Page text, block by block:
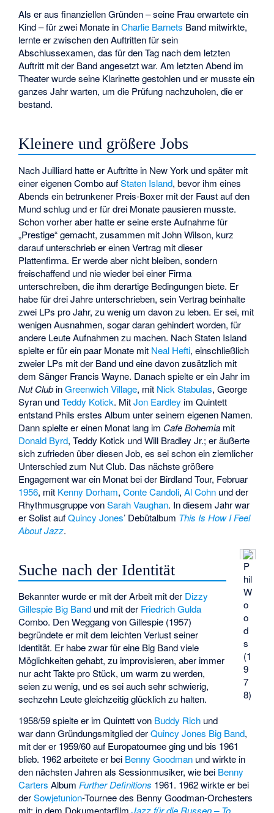
Als er aus finanziellen Gründen – seine Frau erwartete ein
Kind – für zwei Monate inCharlie Barnets Band mitwirkte,
lernte er zwischen den Auftritten für sein
Abschlussexamen, das für den Tag nach dem letzten
Auftritt mit der Band angesetzt war. Am letzten Abend im
Theater wurde seine Klarinette gestohlen und er musste ein
ganzes Jahr warten, um die Prüfung nachzuholen, die er
bestand.
Kleinere und größere Jobs
Nach Juilliard hatte er Auftritte in New York und später mit
einer eigenen Combo aufStaten Island, bevor ihm eines
Abends ein betrunkener Preis-Boxer mit der Faust auf den
Mund schlug und er für drei Monate pausieren musste.
Schon vorher aber hatte er seine erste Aufnahme für
„Prestige“ gemacht, zusammen mitJohn Wilson, kurz
darauf unterschrieb er einen Vertrag mit dieser
Plattenfirma. Er werde aber nicht bleiben, sondern
freischaffend und nie wieder bei einer Firma
unterschreiben, die ihm derartige Bedingungen biete. Er
habe für drei Jahre unterschrieben, sein Vertrag beinhalte
zwei LPs pro Jahr, zu wenig um davon zu leben. Er sei, mit
wenigen Ausnahmen, sogar daran gehindert worden, für
andere Leute Aufnahmen zu machen. Nach Staten Island
spielte er für ein paar Monate mit Neal Hefti, einschließlich
zweier LPs mit der Band und eine davon zusätzlich mit
dem Sänger Francis Wayne. Danach spielte er ein Jahr im
Nut Club inGreenwich Village, mit Nick Stabulas,George
Syran undTeddy Kotick. MitJon Eardley im Quintett
entstand Phils erstes Album unter seinem eigenen Namen.
Dann spielte er einen Monat lang im Cafe Bohemia mit
Donald Byrd, Teddy Kotick undWill Bradley Jr.; er äußerte
sich zufrieden über diesen Job, es sei schon ein ziemlicher
Unterschied zum Nut Club. Das nächste größere
Engagement war ein Monat bei der Birdland Tour, Februar
1956, mit Kenny Dorham,Conte Candoli,Al Cohn und der
Rhythmusgruppe vonSarah Vaughan. In diesem Jahr war
er Solist aufQuincy Jones’ Debütalbum This Is How I Feel
About Jazz.
P
hil
W
o
o
d
s
(1
9
7
8)
Suche nach der Identität
Bekannter wurde er mit der Arbeit mit der Dizzy
Gillespie Big Band und mit der Friedrich Gulda
Combo. Den Weggang von Gillespie (1957)
begründete er mit dem leichten Verlust seiner
Identität. Er habe zwar für eine Big Band viele
Möglichkeiten gehabt, zu improvisieren, aber immer
nur acht Takte pro Stück, um warm zu werden,
seien zu wenig, und es sei auch sehr schwierig,
sechzehn Leute gleichzeitig glücklich zu halten.
1958/59 spielte er im Quintett von Buddy Rich und
war dann Gründungsmitglied derQuincy Jones Big Band,
mit der er 1959/60 auf Europatournee ging und bis 1961
blieb. 1962 arbeitete er bei Benny Goodman und wirkte in
den nächsten Jahren als Sessionmusiker, wie bei Benny
Carters Album Further Definitions 1961. 1962 wirkte er bei
derSowjetunion-Tournee des Benny Goodman-Orchesters
mit; in dem DokumentarfilmJazz für die Russen – To